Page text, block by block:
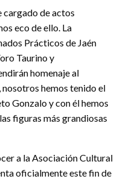
cargado de actos
eco de ello. La
Prácticos de Jaén
Taurino y
homenaje al
hemos tenido el
Gonzalo y con él hemos
figuras más grandiosas
a la Asociación Cultural
oficialmente este fin de